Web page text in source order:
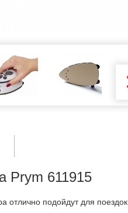
Prym 611915
отлично подойдут для поездок.